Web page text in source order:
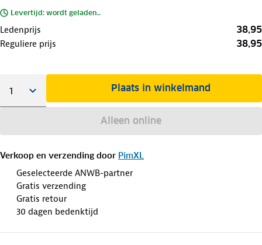
Levertijd: wordt geladen..
Ledenprijs 38,95
Reguliere prijs 38,95
Plaats in winkelmand
Alleen online
Verkoop en verzending door PimXL
Geselecteerde ANWB-partner
Gratis verzending
Gratis retour
30 dagen bedenktijd